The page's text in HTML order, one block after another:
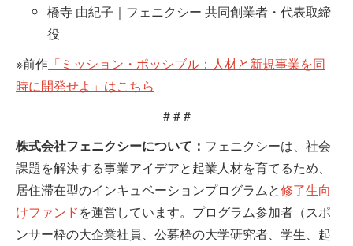
橋寺 由紀子｜フェニクシー 共同創業者・代表取締
役
※前作 「ミッション・ポッシブル：人材と新規事業を同
時に開発せよ」はこちら
# # #
株式会社フェニクシーについて： フェニクシーは、社会
課題を解決する事業アイデアと起業人材を育てるため、
居住滞在型のインキュベーションプログラムと修了生向
けファンドを運営しています。プログラム参加者（スポ
ンサー枠の大企業社員、公募枠の大学研究者、学生、起